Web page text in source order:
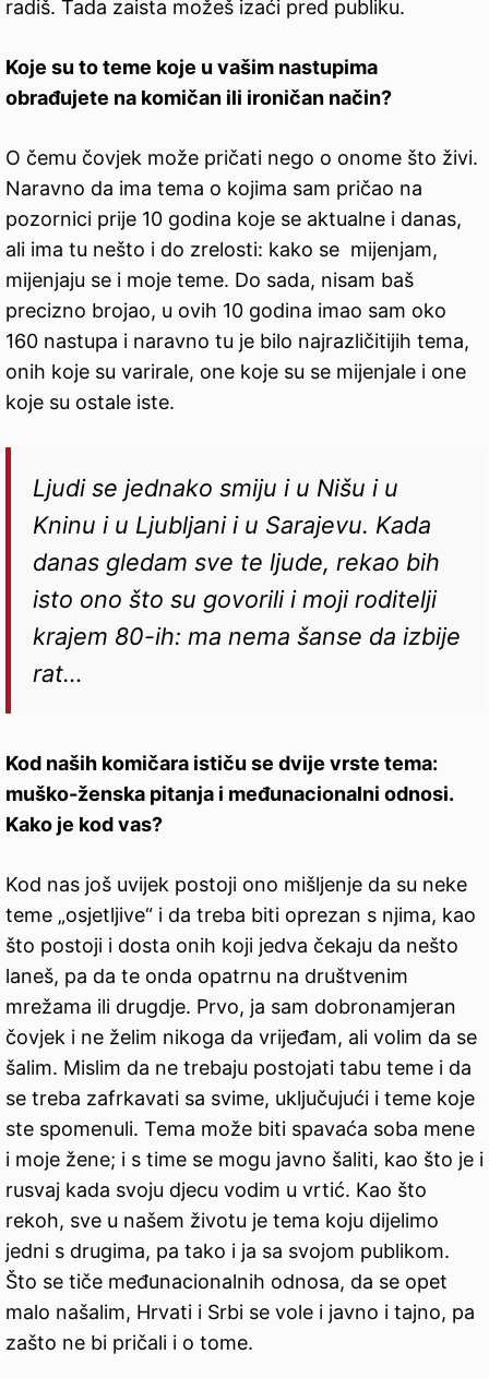
radiš. Tada zaista možeš izaći pred publiku.
Koje su to teme koje u vašim nastupima
obrađujete na komičan ili ironičan način?
O čemu čovjek može pričati nego o onome što živi.
Naravno da ima tema o kojima sam pričao na
pozornici prije 10 godina koje se aktualne i danas,
ali ima tu nešto i do zrelosti: kako se mijenjam,
mijenjaju se i moje teme. Do sada, nisam baš
precizno brojao, u ovih 10 godina imao sam oko
160 nastupa i naravno tu je bilo najrazličitijih tema,
onih koje su varirale, one koje su se mijenjale i one
koje su ostale iste.
Ljudi se jednako smiju i u Nišu i u
Kninu i u Ljubljani i u Sarajevu. Kada
danas gledam sve te ljude, rekao bih
isto ono što su govorili i moji roditelji
krajem 80-ih: ma nema šanse da izbije
rat…
Kod naših komičara ističu se dvije vrste tema:
muško-ženska pitanja i međunacionalni odnosi.
Kako je kod vas?
Kod nas još uvijek postoji ono mišljenje da su neke
teme „osjetljive“ i da treba biti oprezan s njima, kao
što postoji i dosta onih koji jedva čekaju da nešto
laneš, pa da te onda opatrnu na društvenim
mrežama ili drugdje. Prvo, ja sam dobronamjeran
čovjek i ne želim nikoga da vrijeđam, ali volim da se
šalim. Mislim da ne trebaju postojati tabu teme i da
se treba zafrkavati sa svime, uključujući i teme koje
ste spomenuli. Tema može biti spavaća soba mene
i moje žene; i s time se mogu javno šaliti, kao što je i
rusvaj kada svoju djecu vodim u vrtić. Kao što
rekoh, sve u našem životu je tema koju dijelimo
jedni s drugima, pa tako i ja sa svojom publikom.
Što se tiče međunacionalnih odnosa, da se opet
malo našalim, Hrvati i Srbi se vole i javno i tajno, pa
zašto ne bi pričali i o tome.